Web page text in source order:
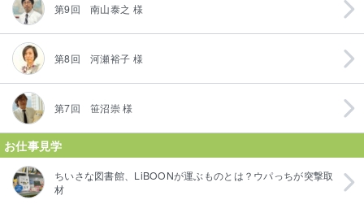
第9回 南山泰之 様
第8回 河瀬裕子 様
第7回 笹沼崇 様
お仕事見学
ちいさな図書館、LiBOONが運ぶものとは？ウパっちが突撃取
材